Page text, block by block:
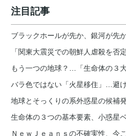
注目記事
ブラックホールが先か、銀河が先
もう一つの地球？…「生命体の３
バラ色ではない「火星移住」…避
地球とそっくりの系外惑星の候補
生命体の３つの基本要素、小惑星
ＮｅｗＪｅａｎｓの不確実性、今